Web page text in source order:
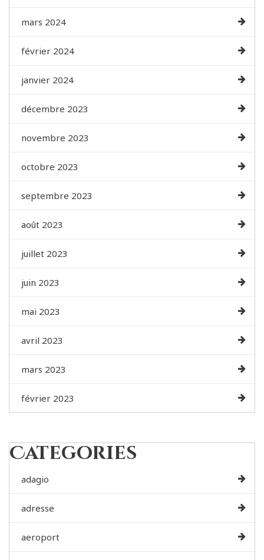
mars 2024
février 2024
janvier 2024
décembre 2023
novembre 2023
octobre 2023
septembre 2023
août 2023
juillet 2023
juin 2023
mai 2023
avril 2023
mars 2023
février 2023
Categories
adagio
adresse
aeroport